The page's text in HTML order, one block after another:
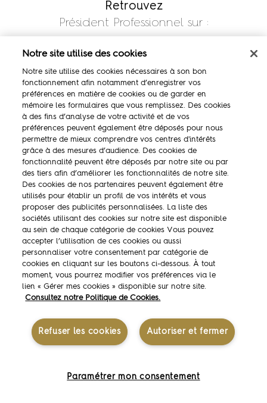
Retrouvez
Président Professionnel sur :
La marque
Ambassadeurs
Concours
Savoir-faire
Mentions légales
Contactez-nous
Politique des données personnelles
Politique de gestion des cookies
Gérer mes cookies
© 2026 — Président Professionnel. Tous droits réservés.
Notre site utilise des cookies
Notre site utilise des cookies nécessaires à son bon
fonctionnement afin notamment d’enregistrer vos
préférences en matière de cookies ou de garder en
mémoire les formulaires que vous remplissez. Des cookies
à des fins d’analyse de votre activité et de vos
préférences peuvent également être déposés pour nous
permettre de mieux comprendre vos centres d'intérêts
grâce à des mesures d’audience. Des cookies de
fonctionnalité peuvent être déposés par notre site ou par
des tiers afin d’améliorer les fonctionnalités de notre site.
Des cookies de nos partenaires peuvent également être
utilisés pour établir un profil de vos intérêts et vous
proposer des publicités personnalisées. La liste des
sociétés utilisant des cookies sur notre site est disponible
au sein de chaque catégorie de cookies Vous pouvez
accepter l’utilisation de ces cookies ou aussi
personnaliser votre consentement par catégorie de
cookies en cliquant sur les boutons ci-dessous. À tout
moment, vous pourrez modifier vos préférences via le
lien « Gérer mes cookies » disponible sur notre site.
Consultez notre Politique de Cookies.
Autoriser et fermer
Refuser les cookies
Paramétrer mon consentement